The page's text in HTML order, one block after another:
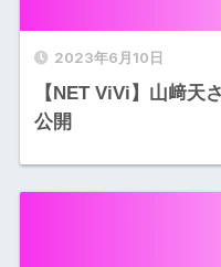
2023年6月10日
【NET ViVi】山﨑天
公開